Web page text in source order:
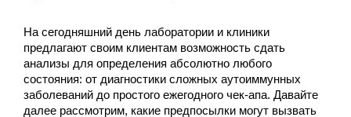
На сегодняшний день лаборатории и клиники
предлагают своим клиентам возможность сдать
анализы для определения абсолютно любого
состояния: от диагностики сложных аутоиммунных
заболеваний до простого ежегодного чек-апа. Давайте
далее рассмотрим, какие предпосылки могут вызвать